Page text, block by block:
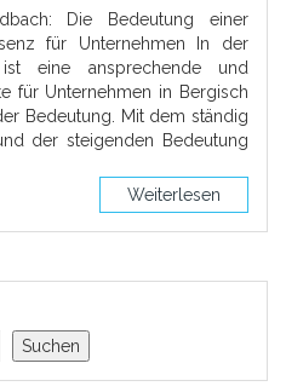
Die Bedeutung einer
für Unternehmen In der
eine ansprechende und
für Unternehmen in Bergisch
Bedeutung. Mit dem ständig
der steigenden Bedeutung
Weiterlesen
Suchen